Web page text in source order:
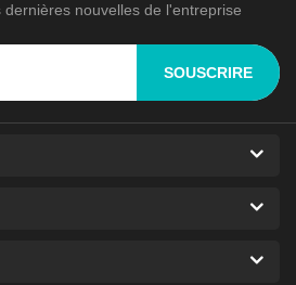
dernières nouvelles de l'entreprise
SOUSCRIRE